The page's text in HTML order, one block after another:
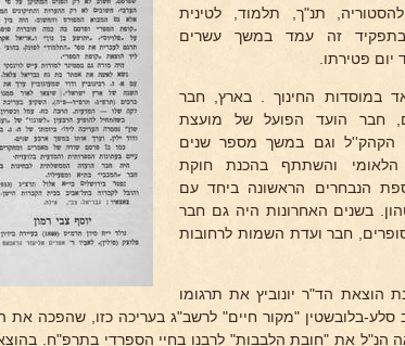
תנ"ך, תלמוד, לטינית
בתפקיד זה עמד במשך עשרים
פטירתו.
במוסדות החינוך . בארץ, חבר
חבר הועד הפועל של מועצת
הקהק''ל וגם במשך מספר שנים
הלאומי והשתתף בהכנת חוקת
הנבחרים הראשונה ביחד עם
בשנים האחרונות היה גם חבר
חבר ועדת השמות לרחובות
הוצאת הד"ר יונוביץ את תרגומו
סלע-בלובשטין "מקור חיים" לרשב"ג בעריכה כזו, שהפכה את
הנ"ל את "חובת הלבבות" לרבנו בחיי הספרדי בתרפ"ח.